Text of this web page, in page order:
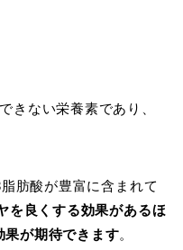
きない栄養素であり、
肪酸が豊富に含まれて
を良くする効果があるほ
果が期待できます。